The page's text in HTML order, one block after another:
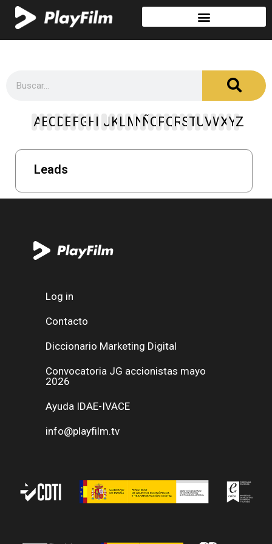
A BC D E FG HI J K L MNÑOPQ RSTUVWXYZ
Leads
Log in
Contacto
Diccionario Marketing Digital
Convocatoria JG accionistas mayo
2026
Ayuda IDAE-IVACE
info@playfilm.tv